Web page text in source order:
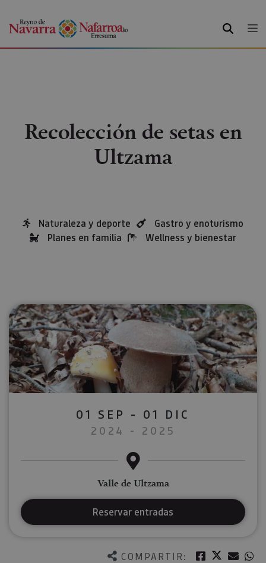
BUSCAR
Recolección de setas en
Ultzama
Naturaleza y deporte
Gastro y enoturismo
Planes en familia
Wellness y bienestar
COMPARTIR: Facebook
Twitter
01 SEP - 01 DIC
2024 - 2025
Valle de Ultzama
Reservar entradas